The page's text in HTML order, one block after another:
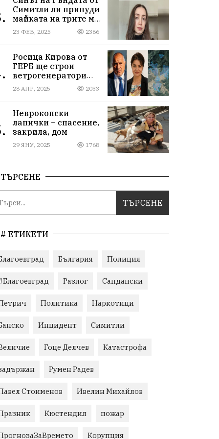
Симитли ли принуди
майката на трите му
деца да се самоубие?
Къде са
23 ФЕВ, 2025 2386
Росица Кирова от
ГЕРБ ще строи
ветрогенератори
върху пасища в
Осоговската планина
28 АПР, 2025 2033
Неврокопски
лапички – спасение,
закрила, дом
29 ЯНУ, 2025 1768
ТЪРСЕНЕ
# ЕТИКЕТИ
България Полиция
Разлог Сандански
Политика Наркотици
Инцидент Симитли
Гоце Делчев Катастрофа
Румен Радев
Стоименов Ивелин Михайлов
Кюстендил пожар
Корупция